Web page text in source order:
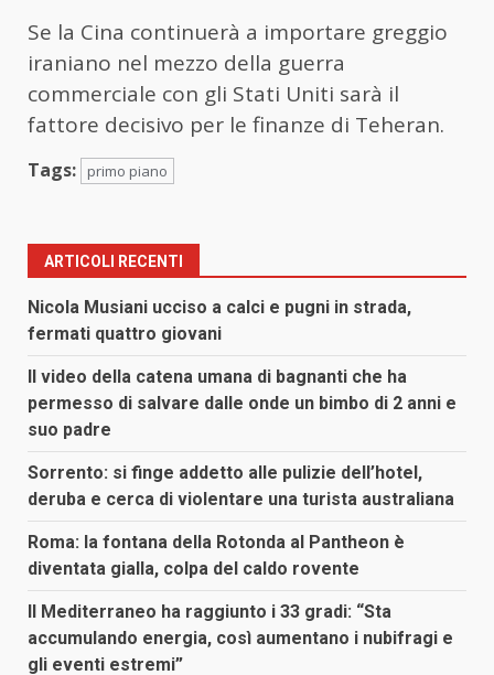
Se la Cina continuerà a importare greggio
iraniano nel mezzo della guerra
commerciale con gli Stati Uniti sarà il
fattore decisivo per le finanze di Teheran.
Tags: primo piano
ARTICOLI RECENTI
Nicola Musiani ucciso a calci e pugni in strada,
fermati quattro giovani
Il video della catena umana di bagnanti che ha
permesso di salvare dalle onde un bimbo di 2 anni e
suo padre
Sorrento: si finge addetto alle pulizie dell’hotel,
deruba e cerca di violentare una turista australiana
Roma: la fontana della Rotonda al Pantheon è
diventata gialla, colpa del caldo rovente
Il Mediterraneo ha raggiunto i 33 gradi: “Sta
accumulando energia, così aumentano i nubifragi e
gli eventi estremi”